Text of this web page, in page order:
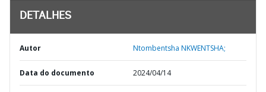
DETALHES
Autor Ntombentsha NKWENTSHA;
Data do documento 2024/04/14